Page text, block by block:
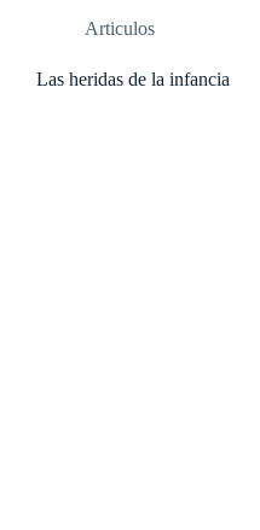
Articulos
Las heridas de la infancia